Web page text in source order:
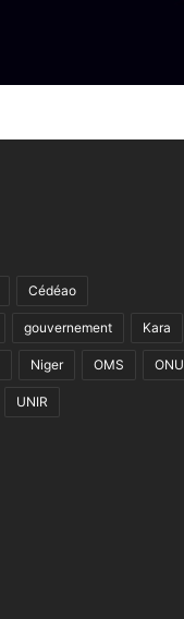
Cédéao
gouvernement Kara
Niger OMS ONU
UNIR